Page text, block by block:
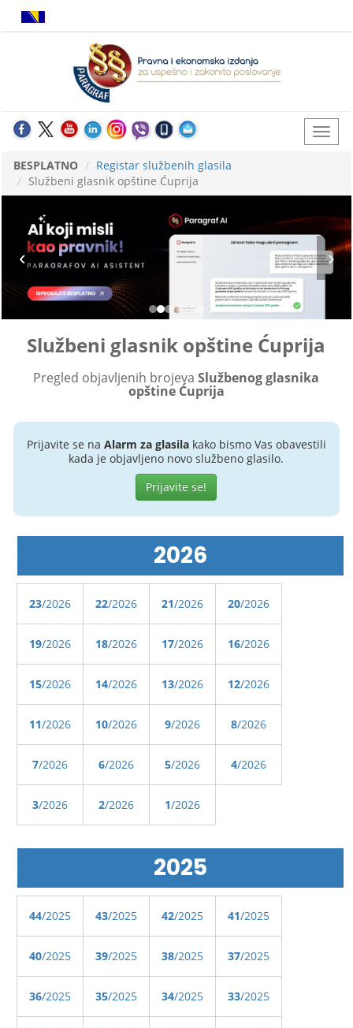
BESPLATNO
Registar službenih glasila
Službeni glasnik opštine Ćuprija
Službeni glasnik opštine Ćuprija
Pregled objavljenih brojevaSlužbenog glasnika
opštine Ćuprija
Prijavite se na Alarm za glasilakako bismo Vas obavestili
kada je objavljeno novo službeno glasilo.
Prijavite se!
2026
23/2026 22/2026 21/2026 20/2026
19/2026 18/2026 17/2026 16/2026
15/2026 14/2026 13/2026 12/2026
11/2026 10/2026 9/2026 8/2026
7/2026 6/2026 5/2026 4/2026
3/2026 2/2026 1/2026
2025
44/2025 43/2025 42/2025 41/2025
40/2025 39/2025 38/2025 37/2025
36/2025 35/2025 34/2025 33/2025